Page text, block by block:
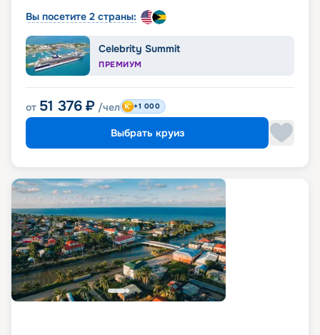
Вы посетите 2 страны:
Celebrity Summit
ПРЕМИУМ
от 51 376 ₽ /чел +1 000
Выбрать круиз